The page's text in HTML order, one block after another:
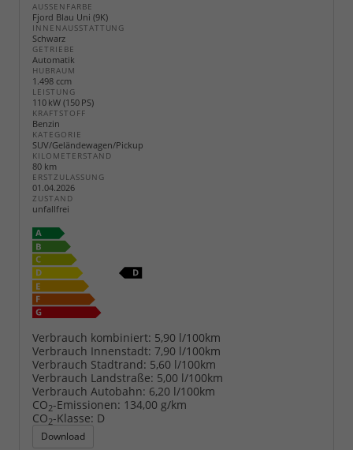
AUSSENFARBE
Fjord Blau Uni (9K)
INNENAUSSTATTUNG
Schwarz
GETRIEBE
Automatik
HUBRAUM
1.498 ccm
LEISTUNG
110 kW (150 PS)
KRAFTSTOFF
Benzin
KATEGORIE
SUV/Geländewagen/Pickup
KILOMETERSTAND
80 km
ERSTZULASSUNG
01.04.2026
ZUSTAND
unfallfrei
Verbrauch kombiniert: 5,90 l/100km
Verbrauch Innenstadt: 7,90 l/100km
Verbrauch Stadtrand: 5,60 l/100km
Verbrauch Landstraße: 5,00 l/100km
Verbrauch Autobahn: 6,20 l/100km
CO2-Emissionen: 134,00 g/km
CO2-Klasse: D
Download